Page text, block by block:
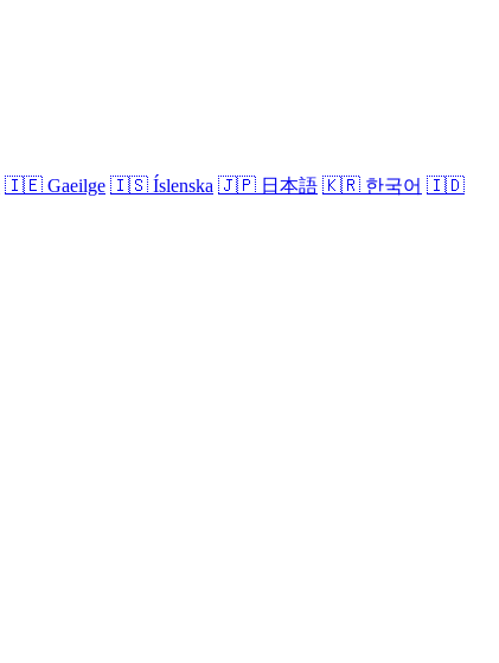
🇮🇪 Gaeilge 🇮🇸 Íslenska 🇯🇵 日本語 🇰🇷 한국어 🇮🇩